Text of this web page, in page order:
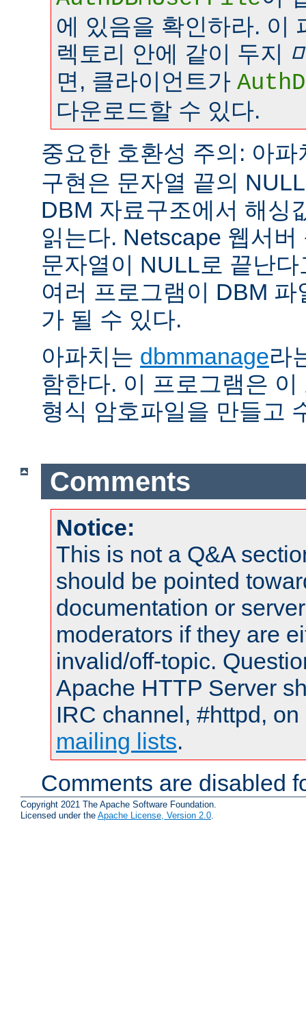
에 있음을 확인하라. 이
렉토리 안에 같이 두지
면, 클라이언트가
다운로드할 수 있다.
중요한 호환성 주의: 아
구현은 문자열 끝의
DBM 자료구조에서 해싱
읽는다. Netscape 웹서
문자열이 NULL로 끝난
여러 프로그램이 DBM
가 될 수 있다.
아파치는 dbmmanage라
함한다. 이 프로그램은
형식 암호파일을 만들고
Comments
Notice:
This is not a Q&A
should be pointed
documentation or
moderators if they are
invalid/off-topic.
Apache HTTP Server
IRC channel, #httpd,
mailing lists.
Comments are disabled
Copyright 2021 The Apache Software Foundation.
Licensed under the Apache License, Version 2.0.